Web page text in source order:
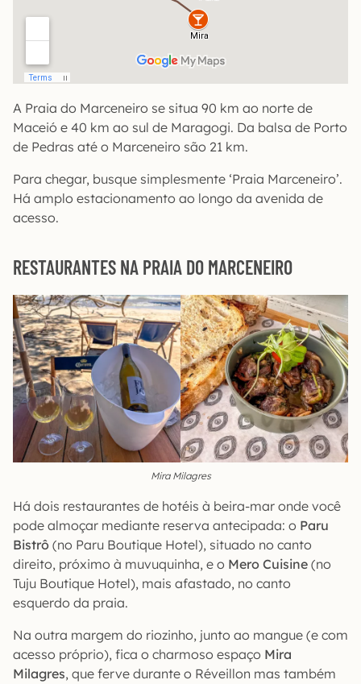
A Praia do Marceneiro se situa 90 km ao norte de
Maceió e 40 km ao sul de Maragogi. Da balsa de Porto
de Pedras até o Marceneiro são 21 km.
Para chegar, busque simplesmente ‘Praia Marceneiro’.
Há amplo estacionamento ao longo da avenida de
acesso.
RESTAURANTES NA PRAIA DO MARCENEIRO
Mira Milagres
Há dois restaurantes de hotéis à beira-mar onde você
pode almoçar mediante reserva antecipada: o Paru
Bistrô (no Paru Boutique Hotel), situado no canto
direito, próximo à muvuquinha, e o Mero Cuisine (no
Tuju Boutique Hotel), mais afastado, no canto
esquerdo da praia.
Na outra margem do riozinho, junto ao mangue (e com
acesso próprio), fica o charmoso espaço Mira
Milagres, que ferve durante o Réveillon mas também